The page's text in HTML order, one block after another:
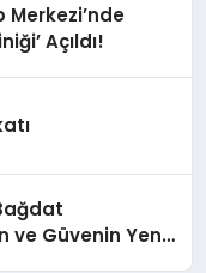
Merkezi’nde
Açıldı!
ve Güvenin Yeni